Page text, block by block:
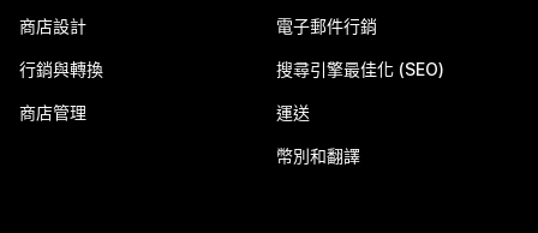
商店設計
行銷與轉換
商店管理
電子郵件行銷
搜尋引擎最佳化 (SEO)
運送
幣別和翻譯